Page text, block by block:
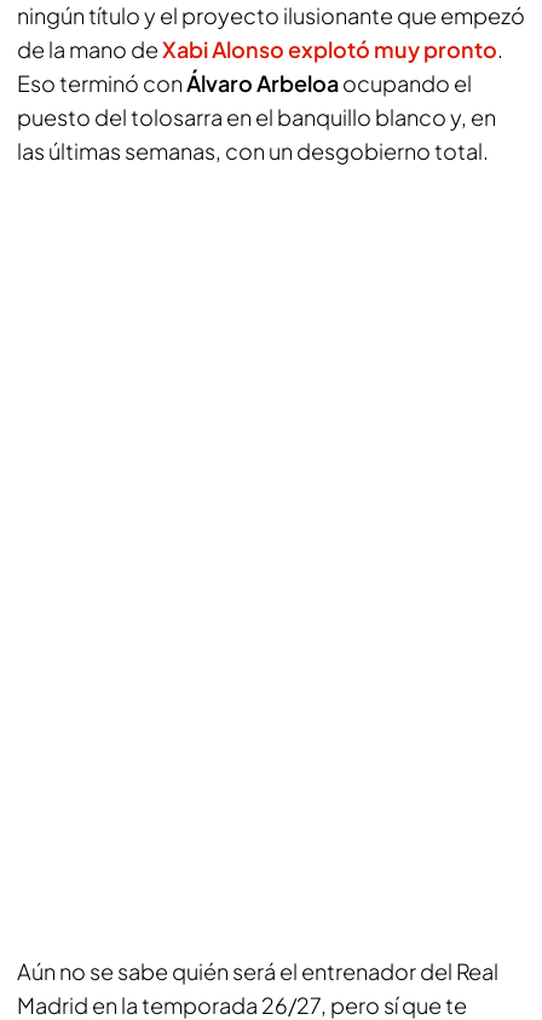
ningún título y el proyecto ilusionante que empezó
de la mano deXabi Alonso explotó muy pronto.
Eso terminó conÁlvaro Arbeloaocupando el
puesto del tolosarra en el banquillo blanco y, en
las últimas semanas, con un desgobierno total.
Aún no se sabe quién será el entrenador del Real
Madrid en la temporada 26/27, pero sí que te